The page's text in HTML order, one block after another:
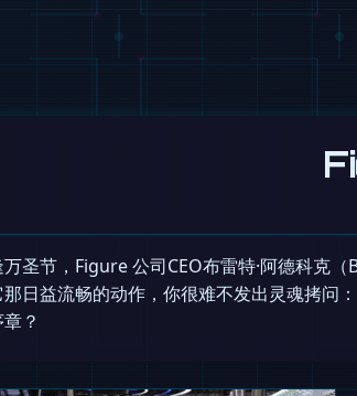
圣节，Figure 公司CEO布雷特·阿德科克
那日益流畅的动作，你很难不发出灵魂拷问
？